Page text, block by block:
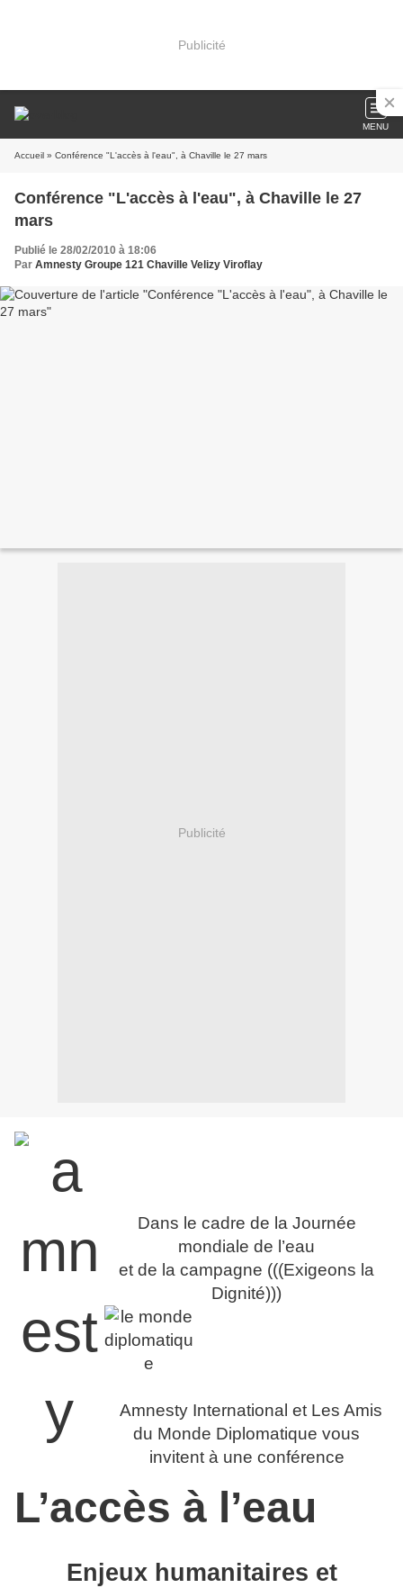
Publicité
MENU
Accueil » Conférence "L'accès à l'eau", à Chaville le 27 mars
Conférence "L'accès à l'eau", à Chaville le 27
mars
Publié le 28/02/2010 à 18:06
Par Amnesty Groupe 121 Chaville Velizy Viroflay
Publicité
Dans le cadre de la Journée
mondiale de l’eau
et de la campagne (((Exigeons la
Dignité)))
Amnesty International et Les Amis
du Monde Diplomatique vous
invitent à une conférence
L’accès à l’eau
Enjeux humanitaires et